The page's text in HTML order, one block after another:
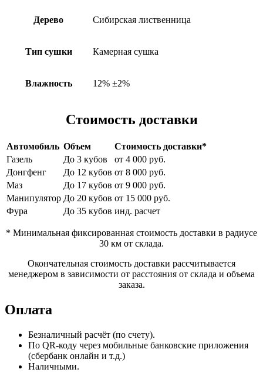
Дерево Сибирская лиственница
Тип сушки Камерная сушка
Влажность 12% ±2%
Стоимость доставки
Автомобиль Объем
Стоимость доставки*
Газель
До 3 кубов
от 4 000 руб.
Донгфенг
До 12 кубов от 8 000 руб.
Маз
До 17 кубов от 9 000 руб.
Манипулятор До 20 кубов от 15 000 руб.
Фура
До 35 кубов инд. расчет
* Минимальная фиксированная стоимость доставки в радиусе
30 км от склада.
Окончательная стоимость доставки рассчитывается
менеджером в зависимости от расстояния от склада и объема
заказа.
Оплата
Безналичный расчёт (по счету).
По QR-коду через мобильные банковские приложения
(сбербанк онлайн и т.д.)
Наличными.